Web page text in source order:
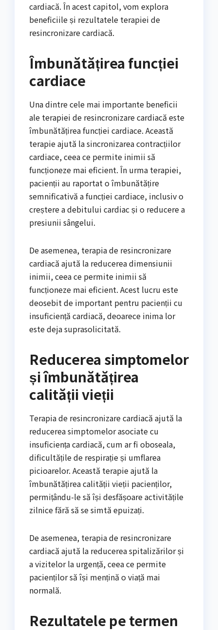
cardiacă. În acest capitol, vom explora
beneficiile și rezultatele terapiei de
resincronizare cardiacă.
Îmbunătățirea funcției
cardiace
Una dintre cele mai importante beneficii
ale terapiei de resincronizare cardiacă este
îmbunătățirea funcției cardiace. Această
terapie ajută la sincronizarea contracțiilor
cardiace, ceea ce permite inimii să
funcționeze mai eficient. În urma terapiei,
pacienții au raportat o îmbunătățire
semnificativă a funcției cardiace, inclusiv o
creștere a debitului cardiac și o reducere a
presiunii sângelui.
De asemenea, terapia de resincronizare
cardiacă ajută la reducerea dimensiunii
inimii, ceea ce permite inimii să
funcționeze mai eficient. Acest lucru este
deosebit de important pentru pacienții cu
insuficiență cardiacă, deoarece inima lor
este deja suprasolicitată.
Reducerea simptomelor
și îmbunătățirea
calității vieții
Terapia de resincronizare cardiacă ajută la
reducerea simptomelor asociate cu
insuficiența cardiacă, cum ar fi oboseala,
dificultățile de respirație și umflarea
picioarelor. Această terapie ajută la
îmbunătățirea calității vieții pacienților,
permițându-le să își desfășoare activitățile
zilnice fără să se simtă epuizați.
De asemenea, terapia de resincronizare
cardiacă ajută la reducerea spitalizărilor și
a vizitelor la urgență, ceea ce permite
pacienților să își mențină o viață mai
normală.
Rezultatele pe termen